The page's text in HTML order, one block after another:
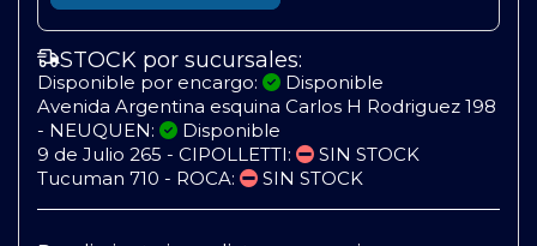
STOCK por sucursales:
Disponible por encargo:
Disponible
Avenida Argentina esquina Carlos H Rodriguez 198
- NEUQUEN:
Disponible
9 de Julio 265 - CIPOLLETTI:
SIN STOCK
Tucuman 710 - ROCA:
SIN STOCK